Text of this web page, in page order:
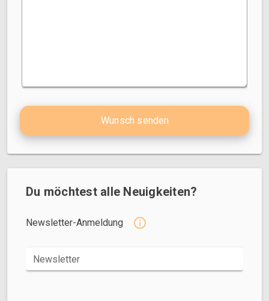
Wunsch senden
Du möchtest alle Neuigkeiten?
Newsletter-Anmeldung
Newsletter